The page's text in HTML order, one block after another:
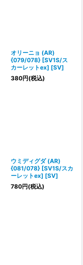
オリーニョ (AR)
{079/078} [SV1S/ス
カーレットex] [SV]
380円(税込)
ウミディグダ (AR)
{081/078} [SV1S/スカ
ーレットex] [SV]
780円(税込)